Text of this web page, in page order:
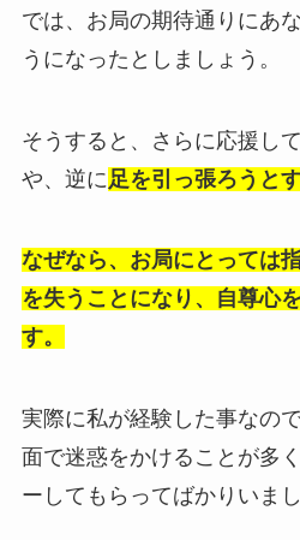
では、お局の期待通りにあ
うになったとしましょう。
そうすると、さらに応援し
や、逆に 足を引っ張ろうと
なぜなら、お局にとっては
を失うことになり、自尊心
す。
実際に私が経験した事なの
面で迷惑をかけることが多
ーしてもらってばかりいまし